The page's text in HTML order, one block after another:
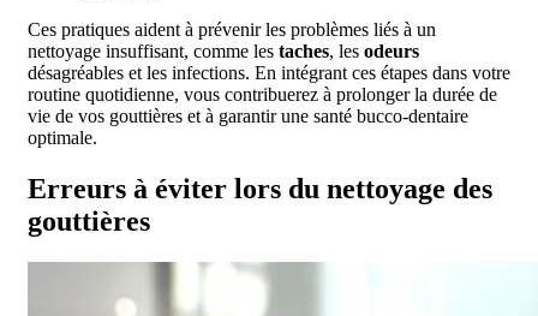
Ces pratiques aident à prévenir les problèmes liés à un
nettoyage insuffisant, comme les taches, les odeurs
désagréables et les infections. En intégrant ces étapes dans votre
routine quotidienne, vous contribuerez à prolonger la durée de
vie de vos gouttières et à garantir une santé bucco-dentaire
optimale.
Erreurs à éviter lors du nettoyage des
gouttières